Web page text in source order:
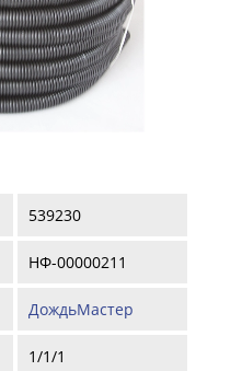
539230
НФ-00000211
ДождьМастер
1/1/1